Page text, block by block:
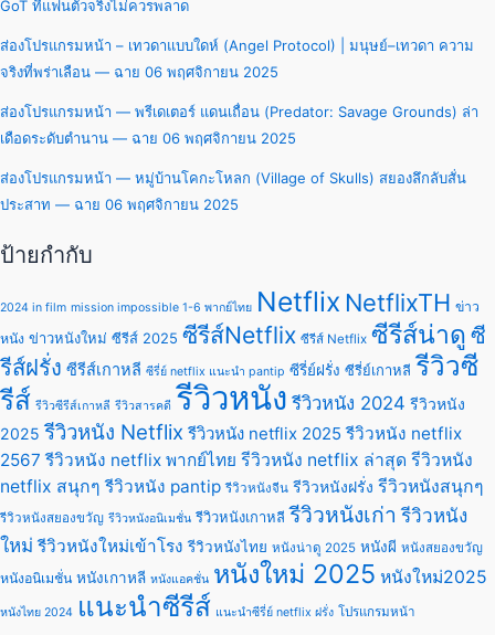
GoT ที่แฟนตัวจริงไม่ควรพลาด
ส่องโปรแกรมหน้า – เทวดาแบบใดห์ (Angel Protocol) | มนุษย์–เทวดา ความ
จริงที่พร่าเลือน — ฉาย 06 พฤศจิกายน 2025
ส่องโปรแกรมหน้า — พรีเดเตอร์ แดนเถื่อน (Predator: Savage Grounds) ล่า
เดือดระดับตำนาน — ฉาย 06 พฤศจิกายน 2025
ส่องโปรแกรมหน้า — หมู่บ้านโคกะโหลก (Village of Skulls) สยองลึกลับสั่น
ประสาท — ฉาย 06 พฤศจิกายน 2025
ป้ายกำกับ
2024 in film mission impossible 1-6 พากย์ไทย Netflix NetflixTH ข่าว
หนัง ข่าวหนังใหม่ ซีรีส์ 2025 ซีรีส์Netflix ซีรีส์ Netflix ซีรีส์น่าดู ซี
รีส์ฝรั่ง ซีรีส์เกาหลี ซีรี่ย์ netflix แนะนํา pantip ซีรี่ย์ฝรั่ง ซีรี่ย์เกาหลี รีวิวซี
รีส์ รีวิวซีรีส์เกาหลี รีวิวสารคดี รีวิวหนัง รีวิวหนัง 2024 รีวิวหนัง
2025 รีวิวหนัง Netflix รีวิวหนัง netflix 2025 รีวิวหนัง netflix
2567 รีวิวหนัง netflix พากย์ไทย รีวิวหนัง netflix ล่าสุด รีวิวหนัง
netflix สนุกๆ รีวิวหนัง pantip รีวิวหนังจีน รีวิวหนังฝรั่ง รีวิวหนังสนุกๆ
รีวิวหนังสยองขวัญ รีวิวหนังอนิเมชั่น รีวิวหนังเกาหลี รีวิวหนังเก่า รีวิวหนัง
ใหม่ รีวิวหนังใหม่เข้าโรง รีวิวหนังไทย หนังน่าดู 2025 หนังผี หนังสยองขวัญ
หนังอนิเมชั่น หนังเกาหลี หนังแอคชั่น หนังใหม่ 2025 หนังใหม่2025
หนังไทย 2024 แนะนำซีรีส์ แนะนําซีรี่ย์ netflix ฝรั่ง โปรแกรมหน้า